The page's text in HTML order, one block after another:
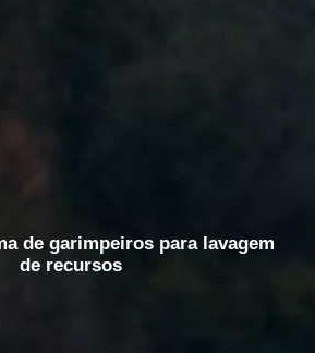
de garimpeiros para lavagem
de recursos